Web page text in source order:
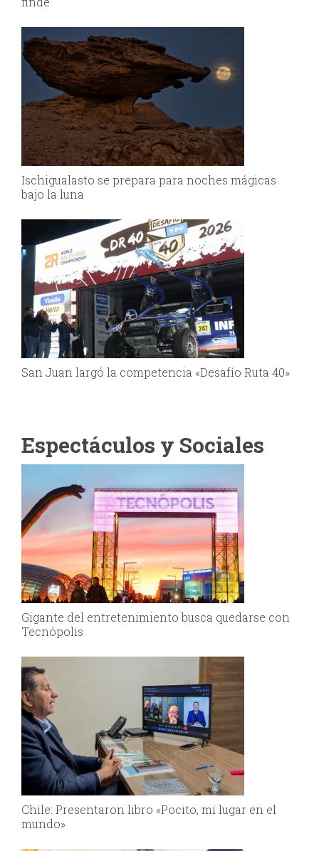
Ischigualasto se prepara para noches mágicas
bajo la luna
San Juan largó la competencia «Desafío Ruta 40»
Espectáculos y Sociales
Gigante del entretenimiento busca quedarse con
Tecnópolis
Chile: Presentaron libro «Pocito, mi lugar en el
mundo»